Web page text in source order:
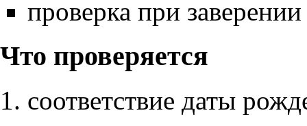
проверка при
Что проверяется
соответствие даты